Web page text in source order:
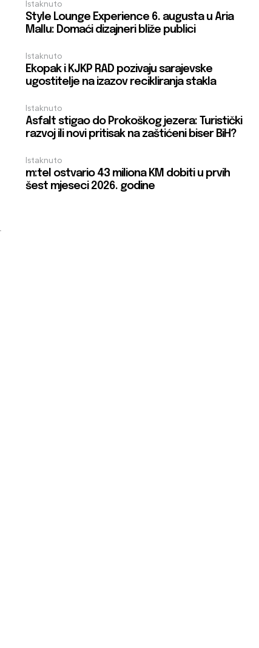
Istaknuto
Style Lounge Experience 6. augusta u Aria
Mallu: Domaći dizajneri bliže publici
Istaknuto
Ekopak i KJKP RAD pozivaju sarajevske
ugostitelje na izazov recikliranja stakla
Istaknuto
Asfalt stigao do Prokoškog jezera: Turistički
razvoj ili novi pritisak na zaštićeni biser BiH?
Istaknuto
m:tel ostvario 43 miliona KM dobiti u prvih
šest mjeseci 2026. godine